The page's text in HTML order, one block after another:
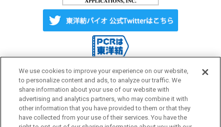
Label License ご利用にあたって
We use cookies to improve your experience on our website,
to personalize content and ads, to analyze our traffic. We
share information about your use of our website with
advertising and analytics partners, who may combine it with
other information that you have provided to them or that they
have collected from your use of their services. You have the